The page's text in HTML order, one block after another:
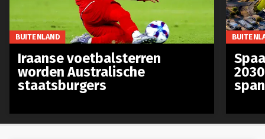
BUITENLAND
Iraanse voetbalsterren
worden Australische
staatsburgers